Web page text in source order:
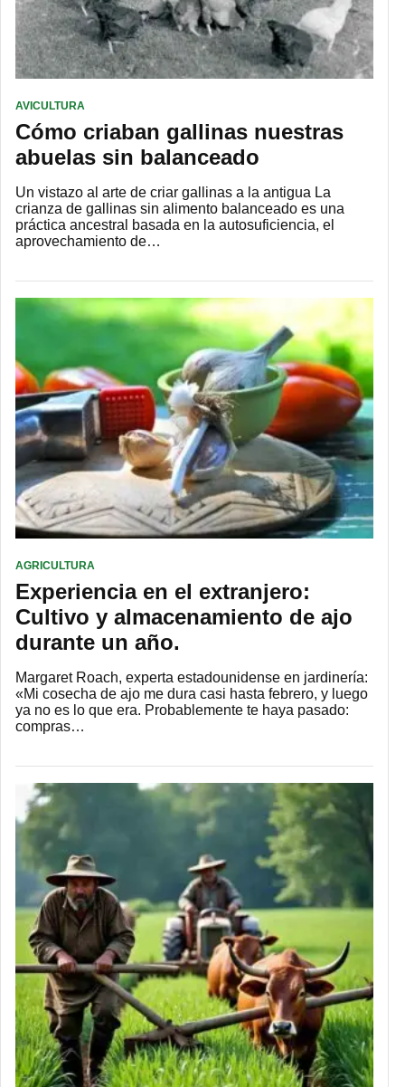
AVICULTURA
Cómo criaban gallinas nuestras
abuelas sin balanceado
Un vistazo al arte de criar gallinas a la antigua La
crianza de gallinas sin alimento balanceado es una
práctica ancestral basada en la autosuficiencia, el
aprovechamiento de…
AGRICULTURA
Experiencia en el extranjero:
Cultivo y almacenamiento de ajo
durante un año.
Margaret Roach, experta estadounidense en jardinería:
«Mi cosecha de ajo me dura casi hasta febrero, y luego
ya no es lo que era. Probablemente te haya pasado:
compras…